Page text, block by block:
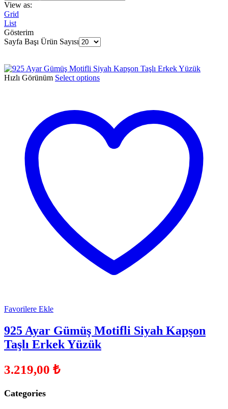
View as:
Grid
List
Gösterim
Sayfa Başı Ürün Sayısı
Hızlı Görünüm Select options
Favorilere Ekle
925 Ayar Gümüş Motifli Siyah Kapşon
Taşlı Erkek Yüzük
3.219,00 ₺
Categories